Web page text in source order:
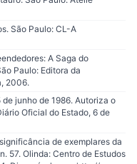
São Paulo: CL-A
A Saga do
Paulo: Editora da
2006.
de junho de 1986. Autoriza o
Oficial do Estado, 6 de
de exemplares da
57. Olinda: Centro de Estudos